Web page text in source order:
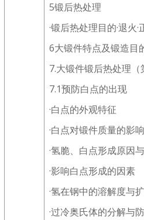
5锻后热处理
·锻后热处理目的·退火·
6大锻件特点及锻造目
7.大锻件锻后热处理
7.1预防白点的出现
·白点的外观特征
·白点对锻件质量的影响
·氢脆、白点形成原因
·影响白点形成的因素
·氢在钢中的溶解度与
·过冷奥氏体的分解与